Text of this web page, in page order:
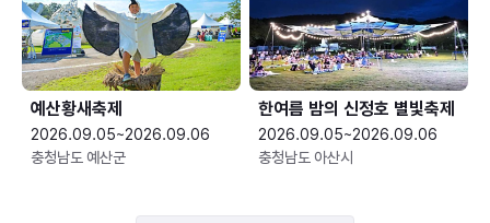
예산황새축제
2026.09.05~2026.09.06
충청남도 예산군
한여름 밤의 신정호 별빛축제
2026.09.05~2026.09.06
충청남도 아산시